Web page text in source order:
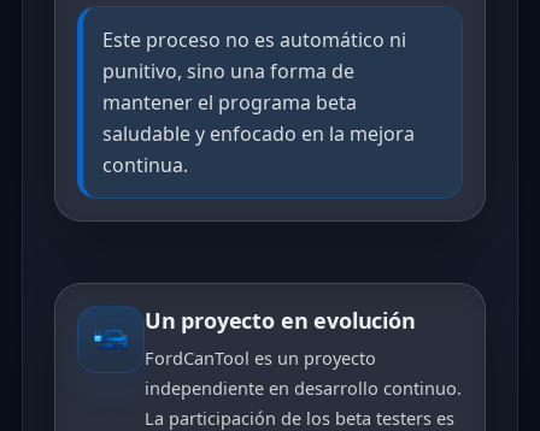
Este proceso no es automático ni
punitivo, sino una forma de
mantener el programa beta
saludable y enfocado en la mejora
continua.
Un proyecto en evolución
FordCanTool es un proyecto
independiente en desarrollo continuo.
La participación de los beta testers es